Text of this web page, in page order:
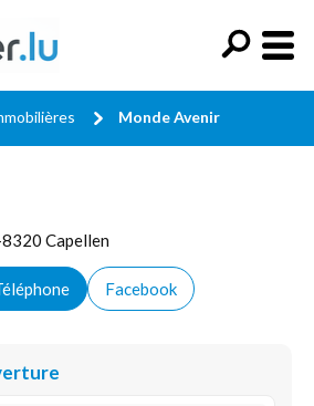
Monde Avenir
Capellen
Facebook